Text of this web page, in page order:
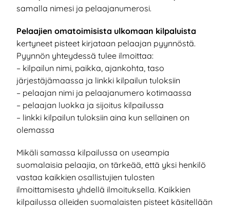
samalla nimesi ja pelaajanumerosi.
Pelaajien omatoimisista ulkomaan kilpaluista
kertyneet pisteet kirjataan pelaajan pyynnöstä.
Pyynnön yhteydessä tulee ilmoittaa:
– kilpailun nimi, paikka, ajankohta, taso
järjestäjämaassa ja linkki kilpailun tuloksiin
– pelaajan nimi ja pelaajanumero kotimaassa
– pelaajan luokka ja sijoitus kilpailussa
– linkki kilpailun tuloksiin aina kun sellainen on
olemassa
Mikäli samassa kilpailussa on useampia
suomalaisia pelaajia, on tärkeää, että yksi henkilö
vastaa kaikkien osallistujien tulosten
ilmoittamisesta yhdellä ilmoituksella. Kaikkien
kilpailussa olleiden suomalaisten pisteet käsitellään